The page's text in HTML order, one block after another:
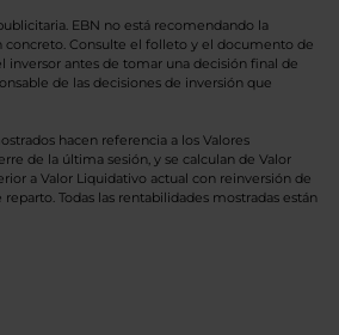
EBN no está recomendando la
concreto. Consulte el folleto y el documento de
inversor antes de tomar una decisión final de
de las decisiones de inversión que
hacen referencia a los Valores
de la última sesión, y se calculan de Valor
a Valor Liquidativo actual con reinversión de
Todas las rentabilidades mostradas están